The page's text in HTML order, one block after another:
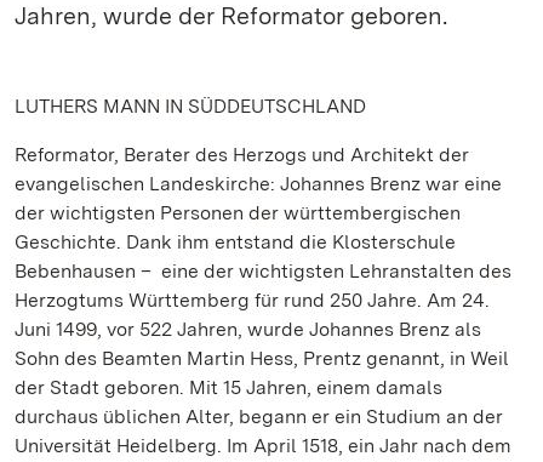
Jahren, wurde der Reformator geboren.
LUTHERS MANN IN SÜDDEUTSCHLAND
Reformator, Berater des Herzogs und Architekt der
evangelischen Landeskirche: Johannes Brenz war eine
der wichtigsten Personen der württembergischen
Geschichte. Dank ihm entstand die Klosterschule
Bebenhausen – eine der wichtigsten Lehranstalten des
Herzogtums Württemberg für rund 250 Jahre. Am 24.
Juni 1499, vor 522 Jahren, wurde Johannes Brenz als
Sohn des Beamten Martin Hess, Prentz genannt, in Weil
der Stadt geboren. Mit 15 Jahren, einem damals
durchaus üblichen Alter, begann er ein Studium an der
Universität Heidelberg. Im April 1518, ein Jahr nach dem